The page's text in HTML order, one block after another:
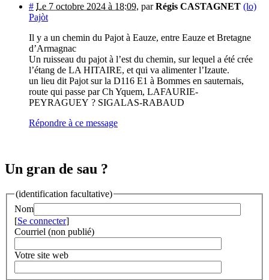
# Le 7 octobre 2024 à 18:09, parRégis CASTAGNET (lo)
Pajòt
Il y a un chemin du Pajot à Eauze, entre Eauze et Bretagne
d’Armagnac
Un ruisseau du pajot à l’est du chemin, sur lequel a été crée
l’étang de LA HITAIRE, et qui va alimenter l’Izaute.
un lieu dit Pajot sur la D116 E1 à Bommes en sauternais,
route qui passe par Ch Yquem, LAFAURIE-
PEYRAGUEY ? SIGALAS-RABAUD
Répondre à ce message
Un gran de sau ?
(identification facultative)
Nom
[Se connecter]
Courriel (non publié)
Votre site web